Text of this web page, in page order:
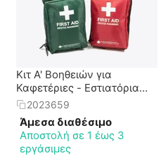
Κιτ Α' Βοηθειών για
Καφετέριες - Εστιατόρια
κλπ2023659
Άμεσα διαθέσιμο
Αποστολή σε 1 έως 3
εργάσιμες